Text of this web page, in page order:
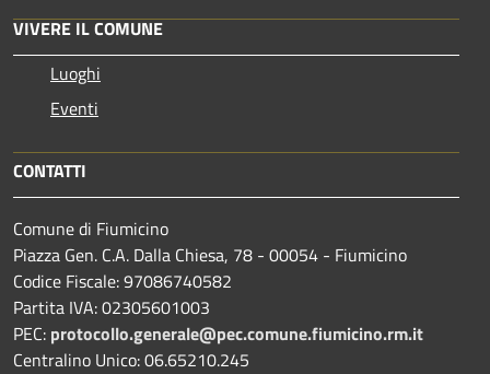
VIVERE IL COMUNE
Luoghi
Eventi
CONTATTI
Comune di Fiumicino
Piazza Gen. C.A. Dalla Chiesa, 78 - 00054 - Fiumicino
Codice Fiscale: 97086740582
Partita IVA: 02305601003
PEC: protocollo.generale@pec.comune.fiumicino.rm.it
Centralino Unico: 06.65210.245